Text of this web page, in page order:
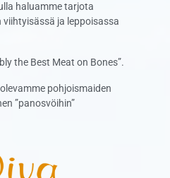
haluamme tarjota
ja leppoisassa
the Best Meat on Bones”.
pohjoismaiden
”panosvöihin”